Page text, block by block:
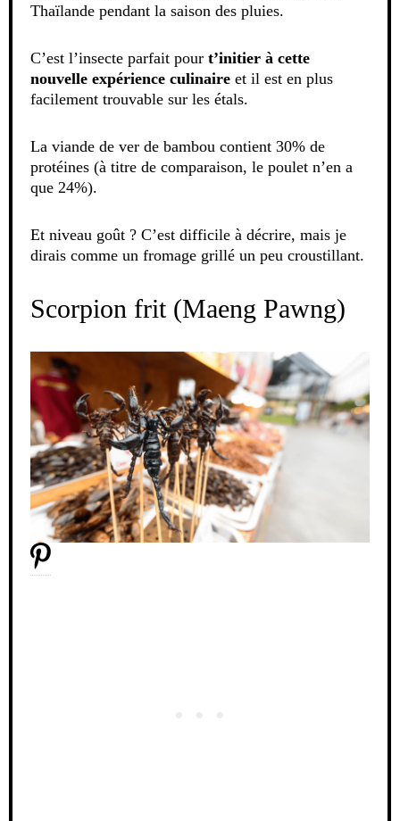
Thaïlande pendant la saison des pluies.
C’est l’insecte parfait pour t’initier à cette
nouvelle expérience culinaire et il est en plus
facilement trouvable sur les étals.
La viande de ver de bambou contient 30% de
protéines (à titre de comparaison, le poulet n’en a
que 24%).
Et niveau goût ? C’est difficile à décrire, mais je
dirais comme un fromage grillé un peu croustillant.
Scorpion frit (Maeng Pawng)